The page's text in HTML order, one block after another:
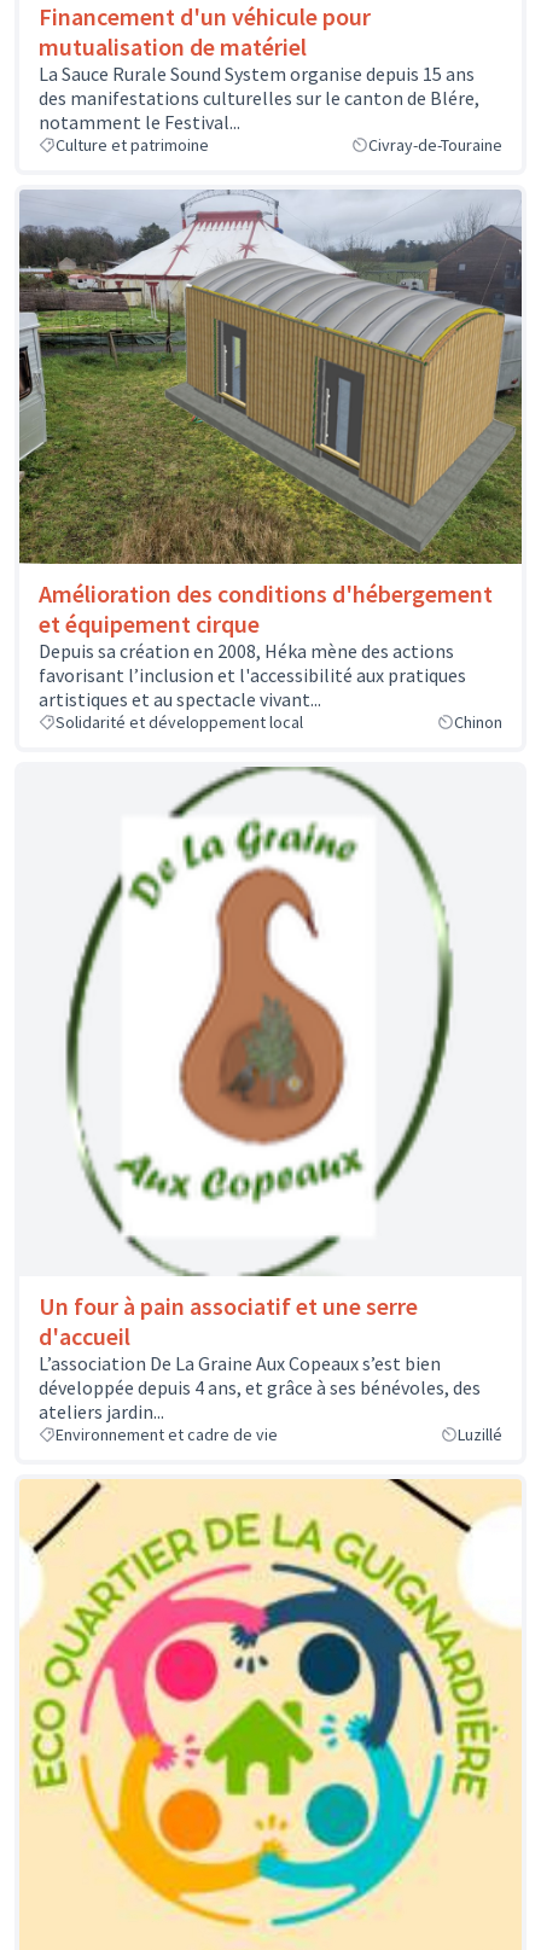
Financement d'un véhicule pour
mutualisation de matériel
La Sauce Rurale Sound System organise depuis 15 ans
des manifestations culturelles sur le canton de Blére,
notamment le Festival...
Culture et patrimoine Civray-de-Touraine
Amélioration des conditions d'hébergement
et équipement cirque
Depuis sa création en 2008, Héka mène des actions
favorisant l’inclusion et l'accessibilité aux pratiques
artistiques et au spectacle vivant...
Solidarité et développement local Chinon
Un four à pain associatif et une serre
d'accueil
L’association De La Graine Aux Copeaux s’est bien
développée depuis 4 ans, et grâce à ses bénévoles, des
ateliers jardin...
Environnement et cadre de vie Luzillé